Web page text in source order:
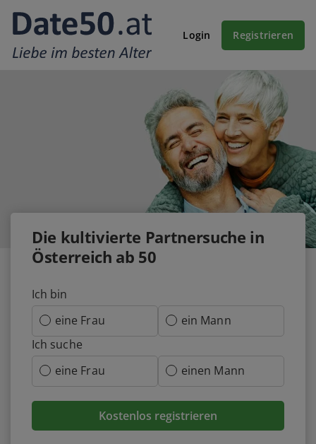
Login Registrieren
Die kultivierte Partnersuche in
Österreich ab 50
Ich bin
eine Frau
ein Mann
Ich suche
eine Frau
einen Mann
Kostenlos registrieren